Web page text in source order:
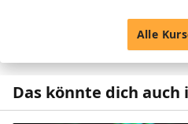
Alle
Das könnte dich